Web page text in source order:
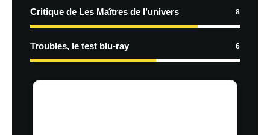
Critique de Les Maîtres de l’univers 8
Troubles, le test blu-ray 6